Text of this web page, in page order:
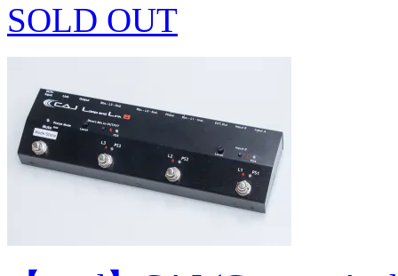
SOLD OUT